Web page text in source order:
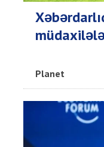
Planet